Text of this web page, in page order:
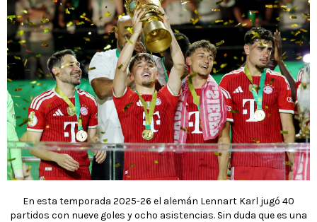
En esta temporada 2025-26 el alemán Lennart Karl jugó 40
partidos con nueve goles y ocho asistencias. Sin duda que es una